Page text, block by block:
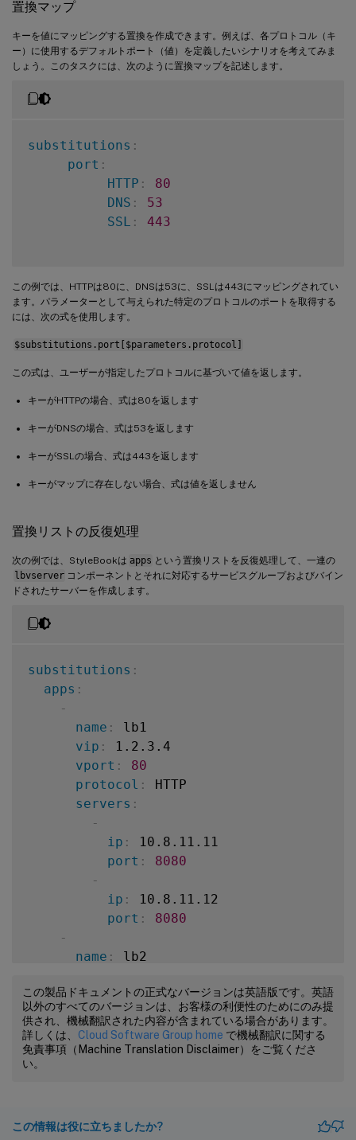
components
-
name: cs-pools
type: stlb :: cs-lb
mon
repeat-item
repeat-condition
repeat-index : ndx
properties
appname : $parameters.appname + "
cs-service-type
:
pools:
-
lb-pool: $substitutions.lb
priority : $ndx + 1
置換マップ
キーを値にマッピングする置換を作成できます。例えば、各プロトコル（キ
ー）に使用するデフォルトポート（値）を定義したいシナリオを考えてみま
しょう。このタスクには、次のように置換マップを記述します。
substitutions :
port :
HTTP :
80
DNS :
53
SSL : 443
この例では、HTTPは80に、DNSは53に、SSLは443にマッピングされてい
ます。パラメーターとして与えられた特定のプロトコルのポートを取得する
には、次の式を使用します。
$substitutions.port[$parameters.protocol]
この式は、ユーザーが指定したプロトコルに基づいて値を返します。
キーがHTTPの場合、式は80を返します
キーがDNSの場合、式は53を返します
キーがSSLの場合、式は443を返します
キーがマップに存在しない場合、式は値を返しません
置換リストの反復処理
次の例では、StyleBookは apps という置換リストを反復処理して、一連の
lbvserver コンポーネントとそれに対応するサービスグループおよびバイン
ドされたサーバーを作成します。
substitutions :
apps :
-
name :
lb1
vip :
1.2.3.4
vport :
80
protocol :
HTTP
servers :
-
ip :
10.8.11.11
port :
8080
-
ip :
10.8.11.12
port :
8080
-
name :
lb2
vport:
81
protocol: HTTP
servers:
-
ip : 10.9.11.29
この製品ドキュメントの正式なバージョンは英語版です。英語
以外のすべてのバージョンは、お客様の利便性のためにのみ提
供され、機械翻訳された内容が含まれている場合があります。
詳しくは、 Cloud Software Group home で機械翻訳に関する
免責事項（Machine Translation Disclaimer）をご覧くださ
い。
この情報は役に立ちましたか?